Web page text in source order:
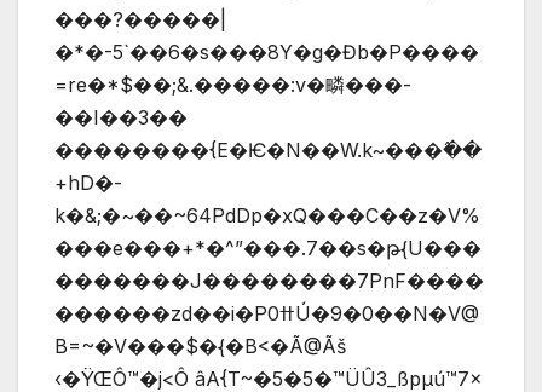
���?�����|
�*�-5`��6�s���8Y�g�Đb�P����
=re�*$��;&.�����:v�疄���-
��I��3��
��������{E�Ѥ�N��W.k~���߮��
+hD�-
k�&;�~��~64PdDp�xQ���C��z�V%
���e���+*�^”���.7��ѕ�թ{U���
�������J��������7PnF����
������zd��i�P0ߚÚ�9�0��N�V@
B=~�V���$�{�B<�Ã@Ãš
‹�ŸŒÔ™�j<Ô âA{T~�5�5�™ÜÛ3_ßpµú™7×